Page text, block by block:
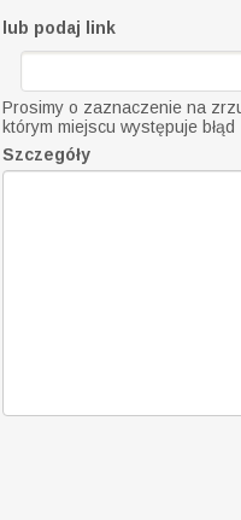
lub podaj link
Prosimy o zaznaczenie na
którym miejscu występuje błąd
Szczegóły